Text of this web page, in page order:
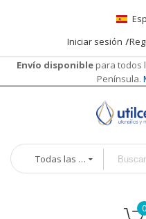
Iniciar sesión
Envío disponible para todos
Península.
Todas las categorías